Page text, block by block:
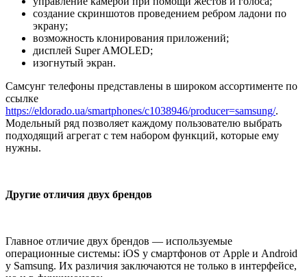
создание скриншотов проведением ребром ладони по
экрану;
возможность клонирования приложений;
дисплей Super AMOLED;
изогнутый экран.
Самсунг телефоны представлены в широком ассортименте по
ссылке
https://eldorado.ua/smartphones/c1038946/producer=samsung/.
Модельный ряд позволяет каждому пользователю выбрать
подходящий агрегат с тем набором функций, которые ему
нужны.
Другие отличия двух брендов
Главное отличие двух брендов — используемые
операционные системы: iOS у смартфонов от Apple и Android
у Samsung. Их различия заключаются не только в интерфейсе,